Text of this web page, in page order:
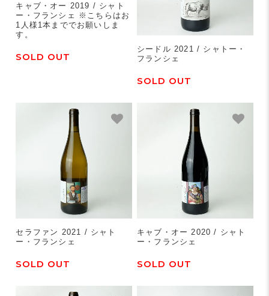
キャブ・オー 2019 / シャト
ー・フランシェ ※こちらはお
1人様1本まででお願いしま
す。
SOLD OUT
シードル 2021 / シャトー・
フランシェ
SOLD OUT
セラファン 2021 / シャト
ー・フランシェ
SOLD OUT
キャブ・オー 2020 / シャト
ー・フランシェ
SOLD OUT